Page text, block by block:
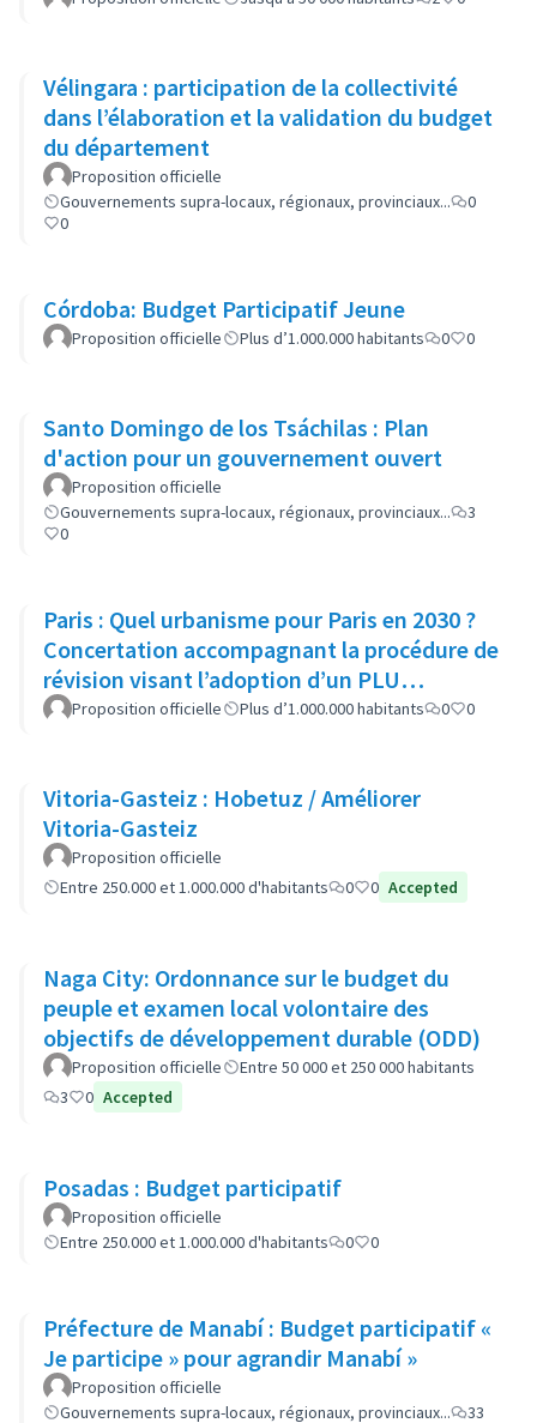
Vélingara : participation de la collectivité
dans l’élaboration et la validation du budget
du département
Proposition officielle
Gouvernements supra-locaux, régionaux, provinciaux...
0
0
Córdoba: Budget Participatif Jeune
Proposition officielle Plus d’1.000.000 habitants 0 0
Santo Domingo de los Tsáchilas : Plan
d'action pour un gouvernement ouvert
Proposition officielle
Gouvernements supra-locaux, régionaux, provinciaux...
3
0
Paris : Quel urbanisme pour Paris en 2030 ?
Concertation accompagnant la procédure de
révision visant l’adoption d’un PLU
bioclimatique
Proposition officielle Plus d’1.000.000 habitants 0 0
Vitoria-Gasteiz : Hobetuz / Améliorer
Vitoria-Gasteiz
Proposition officielle
Entre 250.000 et 1.000.000 d'habitants
0 0 Accepted
Naga City: Ordonnance sur le budget du
peuple et examen local volontaire des
objectifs de développement durable (ODD)
Proposition officielle
Entre 50 000 et 250 000 habitants
3
0 Accepted
Posadas : Budget participatif
Proposition officielle
Entre 250.000 et 1.000.000 d'habitants
0 0
Préfecture de Manabí : Budget participatif «
Je participe » pour agrandir Manabí »
Proposition officielle
Gouvernements supra-locaux, régionaux, provinciaux...
33